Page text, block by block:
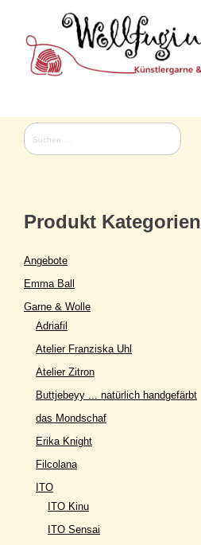
content
Suchen
nach:
Produkt Kategorien
Angebote
Emma Ball
Garne & Wolle
Adriafil
Atelier Franziska Uhl
Atelier Zitron
Buttjebeyy ... natürlich handgefärbt
das Mondschaf
Erika Knight
Filcolana
ITO
ITO Kinu
ITO Sensai